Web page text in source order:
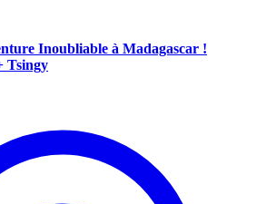
Inoubliable à Madagascar !
Tsingy